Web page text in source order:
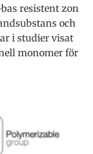
resistent zon
och
i studier visat
monomer för